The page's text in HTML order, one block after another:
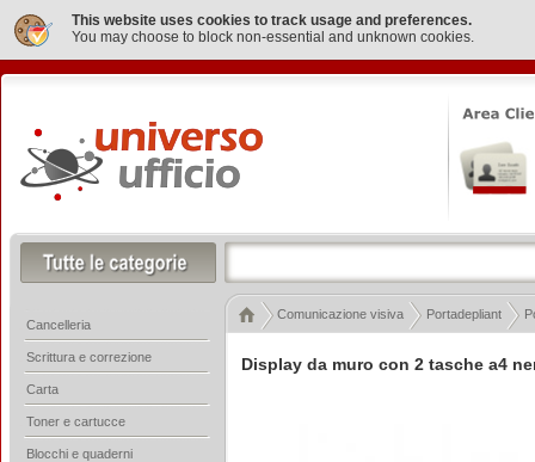
This website uses cookies to track usage and preferences.
You may choose to block non-essential and unknown cookies.
Display da muro con 2 tasche a4
Comunicazione visiva Portadepliant
Cancelleria
Scrittura e correzione
Carta
Toner e cartucce
Blocchi e quaderni